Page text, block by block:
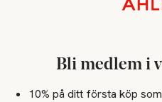
Bli medlem i
10% på ditt första köp